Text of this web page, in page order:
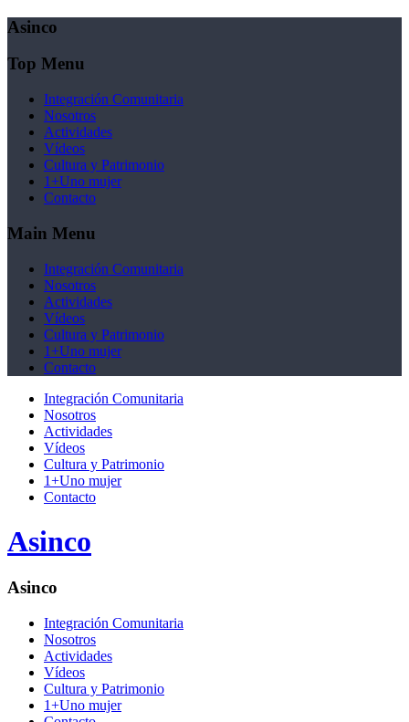
Asinco
Top Menu
Integración Comunitaria
Nosotros
Actividades
Vídeos
Cultura y Patrimonio
1+Uno mujer
Contacto
Main Menu
Integración Comunitaria
Nosotros
Actividades
Vídeos
Cultura y Patrimonio
1+Uno mujer
Contacto
Integración Comunitaria
Nosotros
Actividades
Vídeos
Cultura y Patrimonio
1+Uno mujer
Contacto
Asinco
Asinco
Integración Comunitaria
Nosotros
Actividades
Vídeos
Cultura y Patrimonio
1+Uno mujer